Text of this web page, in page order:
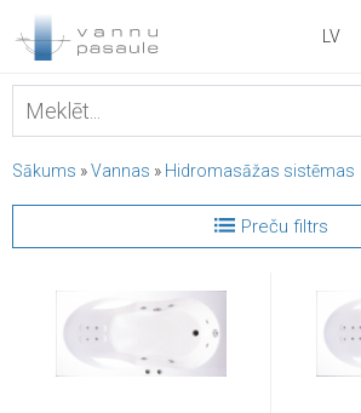
LV
Sākums »Vannas » Hidromasāžas sistēmas
Preču filtrs